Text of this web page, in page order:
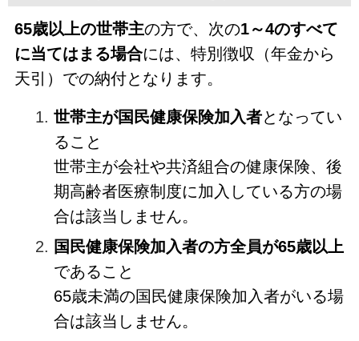
65歳以上の世帯主の方で、次の1～4のすべて
に当てはまる場合には、特別徴収（年金から
天引）での納付となります。
世帯主が国民健康保険加入者となってい
ること
世帯主が会社や共済組合の健康保険、後
期高齢者医療制度に加入している方の場
合は該当しません。
国民健康保険加入者の方全員が65歳以上
であること
65歳未満の国民健康保険加入者がいる場
合は該当しません。